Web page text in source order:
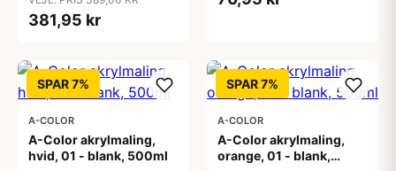
381,95 kr
SPAR 7%
A-COLOR
A-Color akrylmaling,
hvid, 01 - blank, 500ml
SPAR 7%
A-COLOR
A-Color akrylmaling,
orange, 01 - blank,